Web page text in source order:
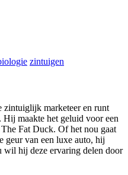
zintuigen
zintuiglijk marketeer en runt
maakte het geluid voor een
Fat Duck. Of het nou gaat
geur van een luxe auto, hij
wil hij deze ervaring delen door